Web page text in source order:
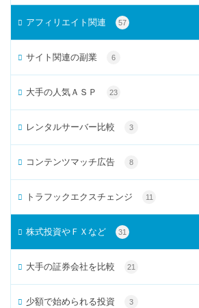
アフィリエイト関連 57
サイト関連の副業 6
大手の人気ＡＳＰ 23
レンタルサーバー比較 3
コンテンツマッチ広告 8
トラフックエクスチェンジ 11
株式投資やＦＸなど 31
大手の証券会社を比較 21
少額で始められる投資 3